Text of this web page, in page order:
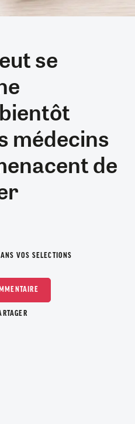
se
médecins
de
VOS SELECTIONS